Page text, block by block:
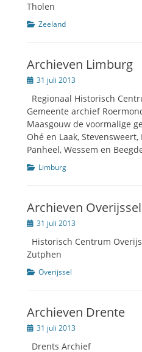
Tholen
Categorien
Zeeland
Archieven Limburg
Geplaatst
31 juli 2013
Regionaal Historisch
Gemeente archief
Maasgouw de voormalige
Ohé en Laak,
Panheel, Wessem en
Categorien
Limburg
Archieven Overijssel
Geplaatst
31 juli 2013
Historisch Centrum
Zutphen
Categorien
Overijssel
Archieven Drente
Geplaatst
31 juli 2013
Drents Archief